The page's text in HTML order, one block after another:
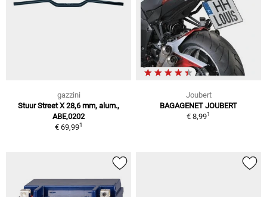
gazzini
Stuur Street X 28,6 mm, alum.,
ABE,0202
€ 69,991
Joubert
BAGAGENET JOUBERT
€ 8,991